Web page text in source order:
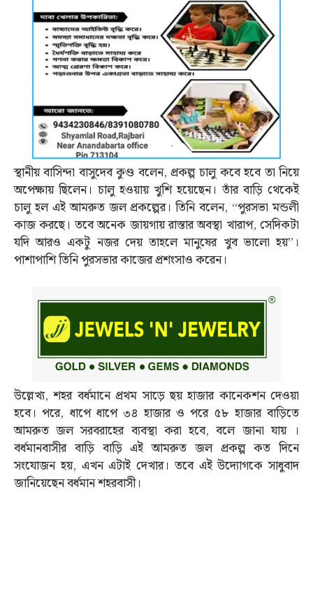
স্থানীয় বাসিন্দা বাসুদেব কুণ্ড বলেন, প্রকল্প চালু কবে হবে তা নিয়ে
অপেক্ষায় ছিলেন। চালু হওয়ায় খুশি হয়েছেন। তাঁর বাড়ি থেকেই
চালু হল এই আমরুত জল প্রকল্পের। তিনি বলেন, “পুরসভা মন্ডলী
কাজ করছে। তবে অনেক জায়গায় রাস্তার অবস্থা খারাপ, সেদিকটা
যদি আরও একটু নজর দেয় তাহলে মানুষের খুব ভালো হয়”।
পাশাপাশি তিনি পুরসভার কাজের প্রশংসাও করেন।
উল্লেখ্য, শহর বর্ধমানে প্রথম সাড়ে ছয় হাজার কানেকশন দেওয়া
হবে। পরে, ধাপে ধাপে ৩৪ হাজার ও পরে ৫৮ হাজার বাড়িতে
আমরুত জল সরবরাহের ব্যবস্থা করা হবে, বলে জানা যায় ।
বর্ধমানবাসীর বাড়ি বাড়ি এই আমরুত জল প্রকল্প কত দিনে
সংযোজন হয়, এখন এটাই দেখার। তবে এই উদ্যোগকে সাধুবাদ
জানিয়েছেন বর্ধমান শহরবাসী।